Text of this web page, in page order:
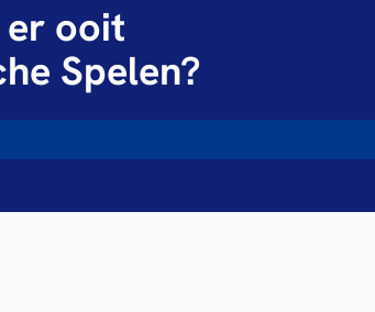
er ooit
Spelen?